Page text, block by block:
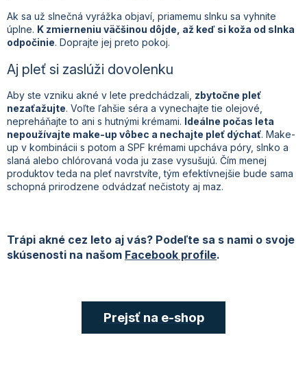
Ak sa už slnečná vyrážka objaví, priamemu slnku sa vyhnite
úplne. K zmierneniu väčšinou dôjde, až keď si koža od slnka
odpočinie. Doprajte jej preto pokoj.
Aj pleť si zaslúži dovolenku
Aby ste vzniku akné v lete predchádzali, zbytočne pleť
nezaťažujte. Voľte ľahšie séra a vynechajte tie olejové,
nepreháňajte to ani s hutnými krémami. Ideálne počas leta
nepoužívajte make-up vôbec a nechajte pleť dýchať. Make-
up v kombinácii s potom a SPF krémami upcháva póry, slnko a
slaná alebo chlórovaná voda ju zase vysušujú. Čím menej
produktov teda na pleť navrstvíte, tým efektívnejšie bude sama
schopná prirodzene odvádzať nečistoty aj maz.
Trápi akné cez leto aj vás? Podeľte sa s nami o svoje
skúsenosti na našom Facebook profile.
Prejsť na e-shop